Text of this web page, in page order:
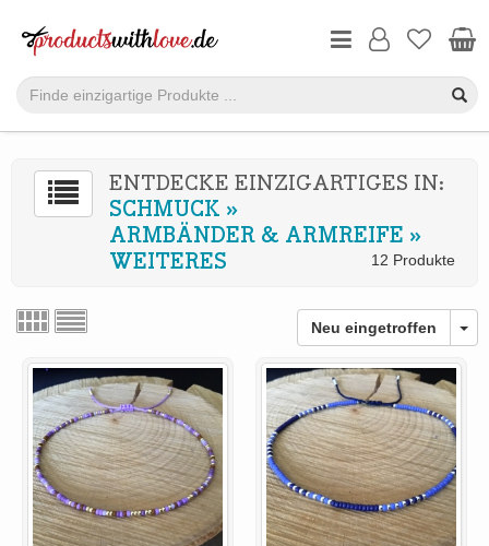
ENTDECKE EINZIGARTIGES IN:
SCHMUCK »
ARMBÄNDER & ARMREIFE »
WEITERES
12 Produkte
Neu eingetroffen